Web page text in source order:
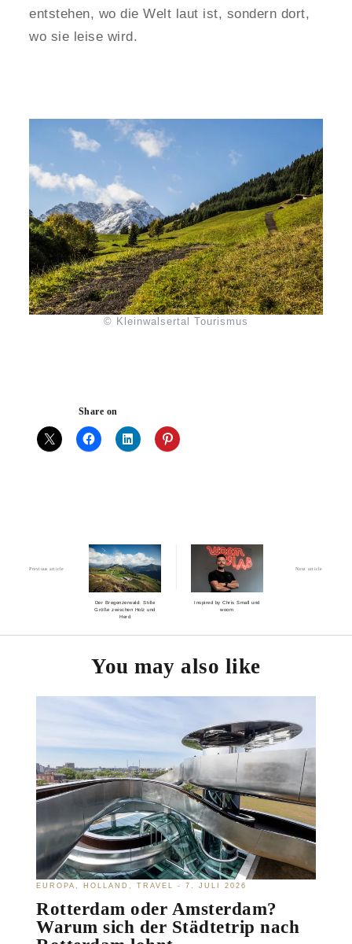
entstehen, wo die Welt laut ist, sondern dort,
wo sie leise wird.
© Kleinwalsertal Tourismus
Share on
Previous article
Der Bregenzerwald: Stille
Größe zwischen Holz und
Herd
Next article
Inspired by Chris Small und
woom
You may also like
EUROPA HOLLAND TRAVEL 7. JULI 2026
Rotterdam oder Amsterdam?
Warum sich der Städtetrip nach